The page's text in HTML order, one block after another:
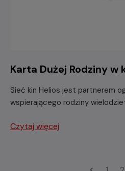
Karta Dużej Rodziny w
Sieć kin Helios jest partnerem
wspierającego rodziny
Czytaj więcej